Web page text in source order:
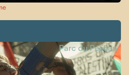
Parc du Pélican